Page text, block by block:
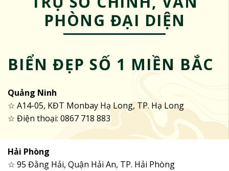
PHÒNG ĐẠI DIỆN
BIỂN ĐẸP SỐ 1 MIỀN BẮC
Quảng Ninh
☆ A14-05, KĐT Monbay Hạ Long, TP. Hạ Long
☆ Điện thoại: 0867 718 883
Hải Phòng
☆ 95 Đằng Hải, Quận Hải An, TP. Hải Phòng